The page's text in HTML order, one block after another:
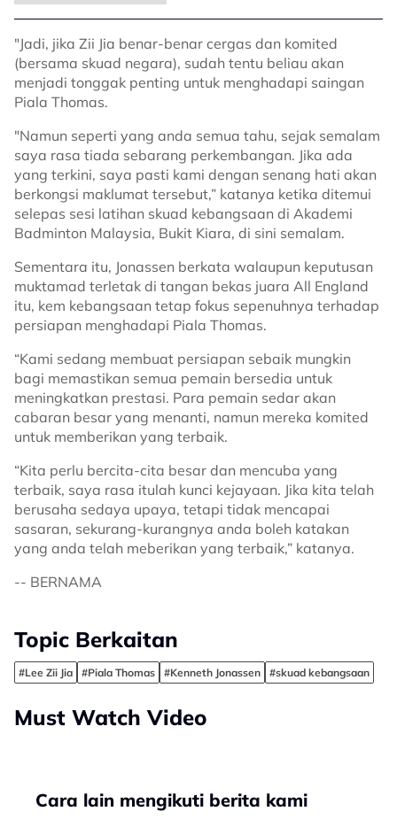
"Jadi, jika Zii Jia benar-benar cergas dan komited
(bersama skuad negara), sudah tentu beliau akan
menjadi tonggak penting untuk menghadapi saingan
Piala Thomas.
"Namun seperti yang anda semua tahu, sejak semalam
saya rasa tiada sebarang perkembangan. Jika ada
yang terkini, saya pasti kami dengan senang hati akan
berkongsi maklumat tersebut,” katanya ketika ditemui
selepas sesi latihan skuad kebangsaan di Akademi
Badminton Malaysia, Bukit Kiara, di sini semalam.
Sementara itu, Jonassen berkata walaupun keputusan
muktamad terletak di tangan bekas juara All England
itu, kem kebangsaan tetap fokus sepenuhnya terhadap
persiapan menghadapi Piala Thomas.
“Kami sedang membuat persiapan sebaik mungkin
bagi memastikan semua pemain bersedia untuk
meningkatkan prestasi. Para pemain sedar akan
cabaran besar yang menanti, namun mereka komited
untuk memberikan yang terbaik.
“Kita perlu bercita-cita besar dan mencuba yang
terbaik, saya rasa itulah kunci kejayaan. Jika kita telah
berusaha sedaya upaya, tetapi tidak mencapai
sasaran, sekurang-kurangnya anda boleh katakan
yang anda telah meberikan yang terbaik,” katanya.
-- BERNAMA
Topic Berkaitan
#Lee Zii Jia #Piala Thomas #Kenneth Jonassen #skuad kebangsaan
Must Watch Video
Cara lain mengikuti berita kami